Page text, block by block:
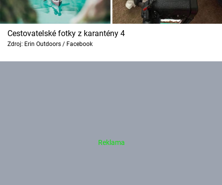
Cestovatelské fotky z karantény 4
Zdroj: Erin Outdoors / Facebook